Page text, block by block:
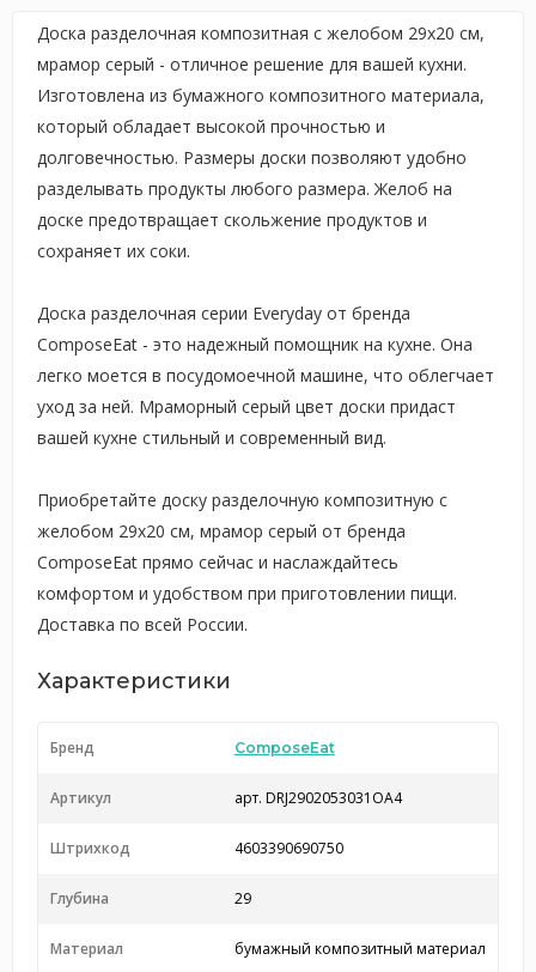
Доска разделочная композитная с желобом 29x20 см,
мрамор серый - отличное решение для вашей кухни.
Изготовлена из бумажного композитного материала,
который обладает высокой прочностью и
долговечностью. Размеры доски позволяют удобно
разделывать продукты любого размера. Желоб на
доске предотвращает скольжение продуктов и
сохраняет их соки.
Доска разделочная серии Everyday от бренда
ComposeEat - это надежный помощник на кухне. Она
легко моется в посудомоечной машине, что облегчает
уход за ней. Мраморный серый цвет доски придаст
вашей кухне стильный и современный вид.
Приобретайте доску разделочную композитную с
желобом 29x20 см, мрамор серый от бренда
ComposeEat прямо сейчас и наслаждайтесь
комфортом и удобством при приготовлении пищи.
Доставка по всей России.
Характеристики
Бренд ComposeEat
Артикул арт. DRJ2902053031OA4
Штрихкод 4603390690750
Глубина 29
Материал бумажный композитный материал